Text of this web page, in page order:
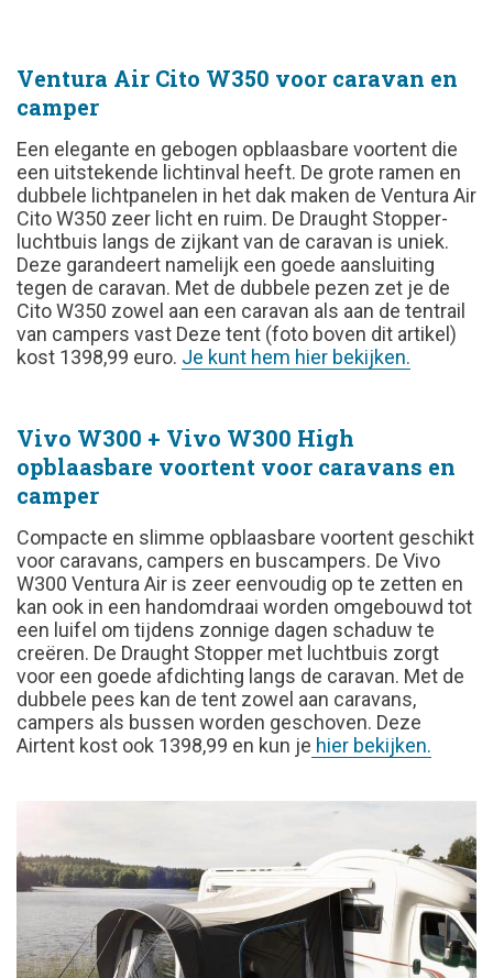
Ventura Air Cito W350 voor caravan en
camper
Een elegante en gebogen opblaasbare voortent die
een uitstekende lichtinval heeft. De grote ramen en
dubbele lichtpanelen in het dak maken de Ventura Air
Cito W350 zeer licht en ruim. De Draught Stopper-
luchtbuis langs de zijkant van de caravan is uniek.
Deze garandeert namelijk een goede aansluiting
tegen de caravan. Met de dubbele pezen zet je de
Cito W350 zowel aan een caravan als aan de tentrail
van campers vast Deze tent (foto boven dit artikel)
kost 1398,99 euro. Je kunt hem hier bekijken.
Vivo W300 + Vivo W300 High
opblaasbare voortent voor caravans en
camper
Compacte en slimme opblaasbare voortent geschikt
voor caravans, campers en buscampers. De Vivo
W300 Ventura Air is zeer eenvoudig op te zetten en
kan ook in een handomdraai worden omgebouwd tot
een luifel om tijdens zonnige dagen schaduw te
creëren. De Draught Stopper met luchtbuis zorgt
voor een goede afdichting langs de caravan. Met de
dubbele pees kan de tent zowel aan caravans,
campers als bussen worden geschoven. Deze
Airtent kost ook 1398,99 en kun je hier bekijken.